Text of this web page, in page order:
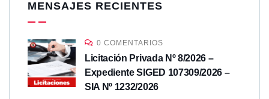
MENSAJES RECIENTES
0 COMENTARIOS
Licitación Privada Nº 8/2026 –
Expediente SIGED 107309/2026 –
SIA Nº 1232/2026